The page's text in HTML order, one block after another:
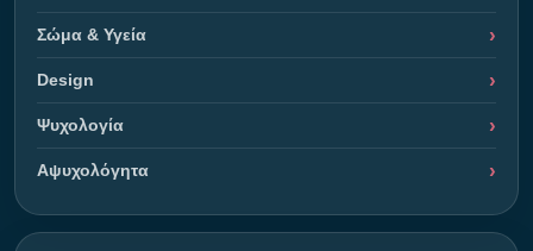
Σώμα & Υγεία
Design
Ψυχολογία
Αψυχολόγητα